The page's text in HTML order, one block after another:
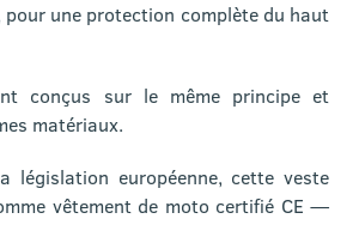
pour une protection complète du haut
conçus sur le même principe et
matériaux.
législation européenne, cette veste
vêtement de moto certifié CE —